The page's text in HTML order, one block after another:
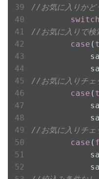
//お気に入りかど
switch
//お気に入りで検
case (
//お気に入りチェ
case (
//お気に入りチェ
case (